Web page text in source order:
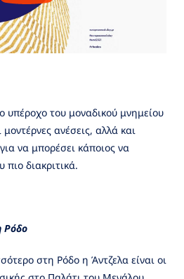
υπέροχο του μοναδικού μνημείου
ανέσεις, αλλά και
να μπορέσει κάποιος να
διακριτικά.
Ρόδο
στη Ρόδο η Άντζελα είναι οι